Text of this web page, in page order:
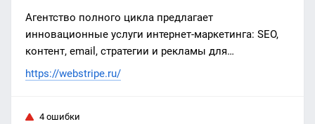
Агентство полного цикла предлагает
инновационные услуги интернет-маркетинга: SEO,
контент, email, стратегии и рекламы для
эффективного развития вашего бизнеса. +7 (495)
https://webstripe.ru/
4 ошибки